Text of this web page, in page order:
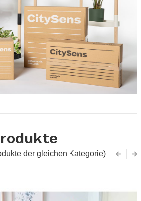
der gleichen Kategorie)